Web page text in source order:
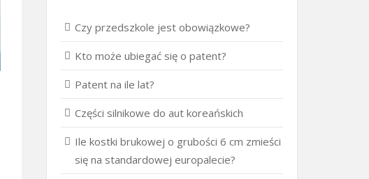
Czy przedszkole jest obowiązkowe?
Kto może ubiegać się o patent?
Patent na ile lat?
Części silnikowe do aut koreańskich
Ile kostki brukowej o grubości 6 cm zmieści
się na standardowej europalecie?